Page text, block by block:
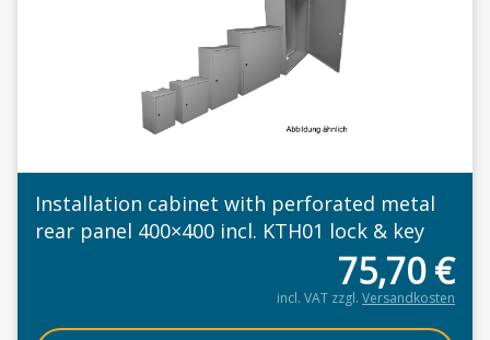
Installation cabinet with perforated metal
rear panel 400×400 incl. KTH01 lock & key
75,70€
incl. VAT zzgl. Versandkosten